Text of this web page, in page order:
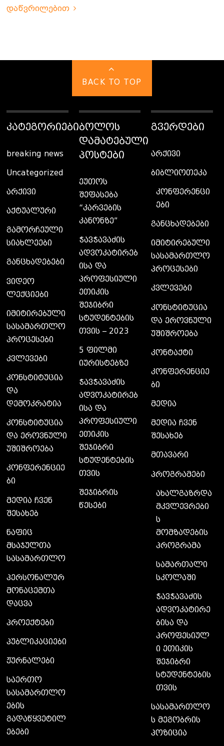
დაწვრილებით
BACK TO TOP
ᲙᲐᲢᲔᲒᲝᲠᲘᲔᲑᲘ
breaking news
Uncategorized
არქივი
აქტუალური
გამორჩეული
სიახლეები
განცხადებები
ვიდეო
ლექციები
იმიტირებული
სასამართლო
პროცესები
კვლევები
კონსტიტუცია
და
დემოკრატია
კონსტიტუცია
და ეროვნული
უშიშროება
კონფერენციე
ბი
მედია ჩვენ
შესახებ
ნაფიც
მსაჯულთა
სასამართლო
პერსონალურ
მონაცემთა
დაცვა
პროექტები
პუბლიკაციები
ჟურნალები
საერთო
სასამართლო
ების
გადაწყვეტილ
ებები
ᲑᲝᲚᲝᲡ
ᲓᲐᲛᲐᲢᲔᲑᲣᲚᲘ
ᲞᲝᲡᲢᲔᲑᲘ
ეუთოს
შეფასება
“კარვების
კანონზე”
ჭავჭავაძის
ადვოკატირებ
ისა და
პროფესიული
ეთიკის
შეჯიბრი
სტუდენტების
თვის – 2023
5 ფილმი
იურისტებზე
ჭავჭავაძის
ადვოკატირებ
ისა და
პროფესიული
ეთიკის
შეჯიბრი
სტუდენტების
თვის
შეჯიბრის
წესები
ᲒᲕᲔᲠᲓᲔᲑᲘ
არქივი
ბიბლიოთეკა
კონფერენცი
ები
განცხადებები
იმიტირებული
სასამართლო
პროცესები
კვლევები
კონსტიტუცია
და ეროვნული
უშიშროება
კონტაქტი
კონფერენციე
ბი
მედია
მედია ჩვენ
შესახებ
მთავარი
პროგრამები
ახალგაზრდა
მკვლევრები
ს
მომზადების
პროგრამა
სამართალი
სკოლაში
ჭავჭავაძის
ადვოკატირე
ბისა და
პროფესიულ
ი ეთიკის
შეჯიბრი
სტუდენტების
თვის
სასამართლო
ს მეგობრის
პოზიცია